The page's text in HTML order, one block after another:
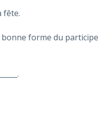
fête.
bonne forme du participe